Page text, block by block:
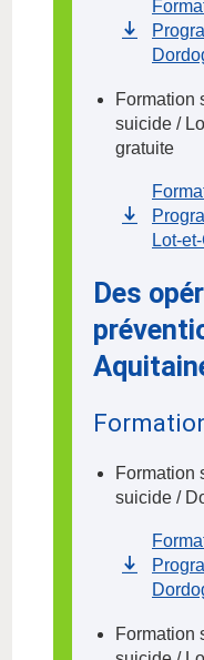
Formation
suicide /
gratuite
Lot-
Des
Formation
suicide /
Formation